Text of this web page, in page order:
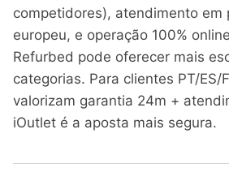
competidores), atendimento em
europeu, e operação 100%
Refurbed pode oferecer mais
categorias. Para clientes PT/ES/
valorizam garantia 24m +
iOutlet é a aposta mais segura.